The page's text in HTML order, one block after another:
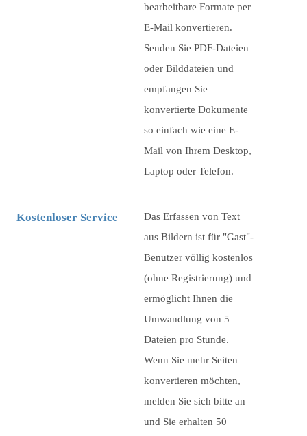
bearbeitbare Formate per
E-Mail konvertieren.
Senden Sie PDF-Dateien
oder Bilddateien und
empfangen Sie
konvertierte Dokumente
so einfach wie eine E-
Mail von Ihrem Desktop,
Laptop oder Telefon.
Kostenloser Service
Das Erfassen von Text
aus Bildern ist für "Gast"-
Benutzer völlig kostenlos
(ohne Registrierung) und
ermöglicht Ihnen die
Umwandlung von 5
Dateien pro Stunde.
Wenn Sie mehr Seiten
konvertieren möchten,
melden Sie sich bitte an
und Sie erhalten 50